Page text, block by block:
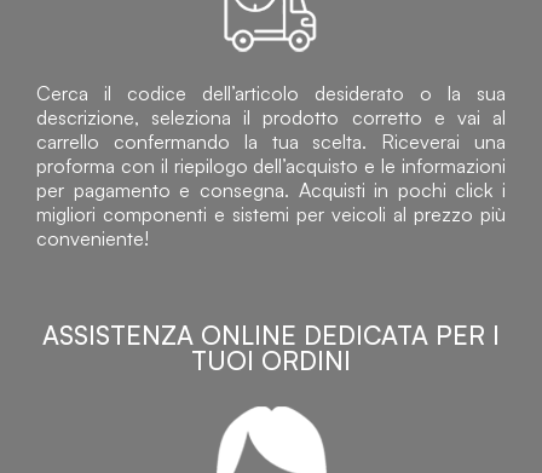
Cerca il codice dell’articolo desiderato o la sua
descrizione, seleziona il prodotto corretto e vai al
carrello confermando la tua scelta. Riceverai una
proforma con il riepilogo dell’acquisto e le informazioni
per pagamento e consegna. Acquisti in pochi click i
migliori componenti e sistemi per veicoli al prezzo più
conveniente!
ASSISTENZA ONLINE DEDICATA PER I
TUOI ORDINI